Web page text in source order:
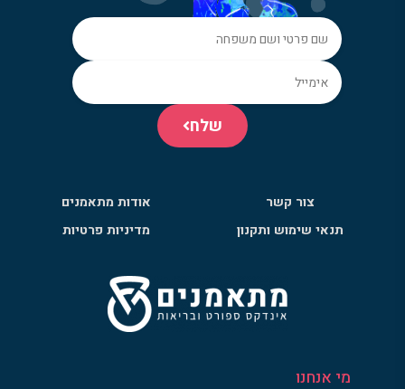
שלח
צור קשר
אודות מתאמנים
תנאי שימוש ותקנון
מדיניות פרטיות
מי אנחנו